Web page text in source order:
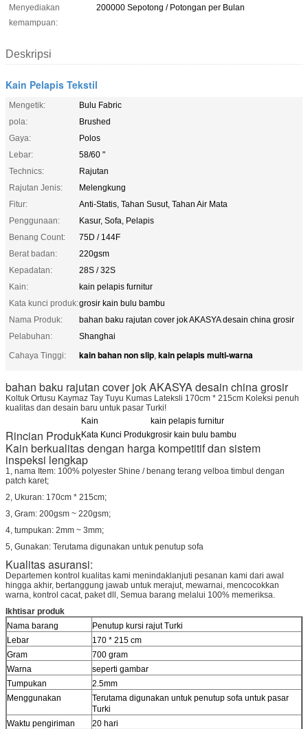
Menyediakan
kemampuan:
200000 Sepotong / Potongan per Bulan
Deskripsi
Kain Pelapis Tekstil
Mengetik:
Bulu Fabric
pola:
Brushed
Gaya:
Polos
Lebar:
58/60 "
Technics:
Rajutan
Rajutan Jenis:
Melengkung
Fitur:
Anti-Statis, Tahan Susut, Tahan Air Mata
Penggunaan:
Kasur, Sofa, Pelapis
Benang Count:
75D / 144F
Berat badan:
220gsm
Kepadatan:
28S / 32S
Kain:
kain pelapis furnitur
Kata kunci produk:grosir kain bulu bambu
Nama Produk:
bahan baku rajutan cover jok AKASYA desain china grosir
Pelabuhan:
Shanghai
Cahaya Tinggi:
kain bahan non slip, kain pelapis multi-warna
bahan baku rajutan cover jok AKASYA desain china grosir
Koltuk Ortusu Kaymaz Tay Tuyu Kumas Lateksli 170cm * 215cm Koleksi penuh
kualitas dan desain baru untuk pasar Turki!
Rincian Produk
Kain
kain pelapis furnitur
Kata Kunci Produkgrosir kain bulu bambu
Kain berkualitas dengan harga kompetitif dan sistem
inspeksi lengkap
1, nama Item: 100% polyester Shine / benang terang velboa timbul dengan
patch karet;
2, Ukuran: 170cm * 215cm;
3, Gram: 200gsm ~ 220gsm;
4, tumpukan: 2mm ~ 3mm;
5, Gunakan: Terutama digunakan untuk penutup sofa
Kualitas asuransi:
Departemen kontrol kualitas kami menindaklanjuti pesanan kami dari awal
hingga akhir, bertanggung jawab untuk merajut, mewarnai, mencocokkan
warna, kontrol cacat, paket dll, Semua barang melalui 100% memeriksa.
Ikhtisar produk
Nama barang
Penutup kursi rajut Turki
Lebar
170 * 215 cm
Gram
700 gram
Warna
seperti gambar
Tumpukan
2.5mm
Menggunakan
Terutama digunakan untuk penutup sofa untuk pasar
Turki
Waktu pengiriman
20 hari